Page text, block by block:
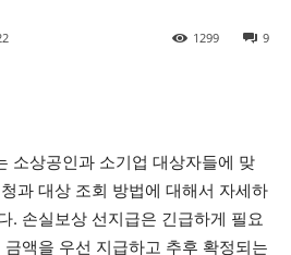
9
1299
소상공인과 소기업 대상자들에 맞
과 대상 조회 방법에 대해서 자세하
. 손실보상 선지급은 긴급하게 필요
액을 우선 지급하고 추후 확정되는